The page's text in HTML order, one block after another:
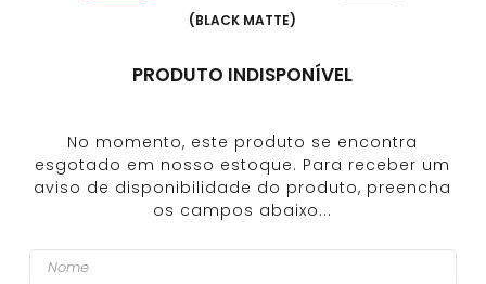
(BLACK MATTE)
PRODUTO INDISPONÍVEL